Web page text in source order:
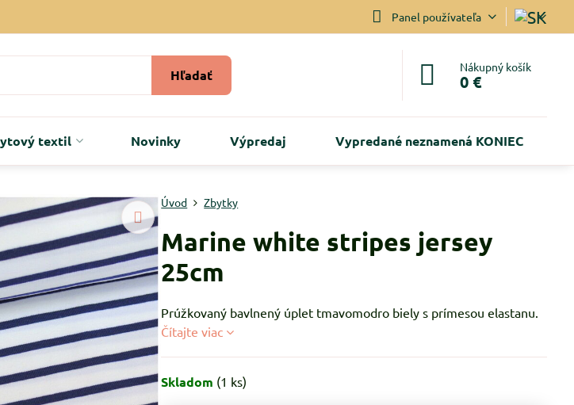
Panel používateľa
Hľadať Nákupný košík
0 €
textil Novinky Výpredaj Vypredané neznamená KONIEC
Úvod Zbytky
Marine white stripes jersey
25cm
Prúžkovaný bavlnený úplet tmavomodro biely s prímesou elastanu.
Čítajte viac
Skladom (1 ks)